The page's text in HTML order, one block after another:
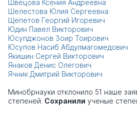
Швецова Ксения Андреевна
Шелестова Юлия Сергеевна
Щепетов Георгий Игоревич
Юдин Павел Викторович
Юсупджонов Зоир Тоирович
Юсупов Насиб Абдулмагомедович
Якишин Сергей Викторович
Янаков Денис Олегович
Ячник Дмитрий Викторович
Минобрнауки отклонило 51 наше
степеней. Сохранили ученые